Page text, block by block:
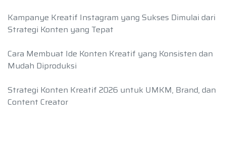
Kampanye Kreatif Instagram yang Sukses Dimulai dari
Strategi Konten yang Tepat
Cara Membuat Ide Konten Kreatif yang Konsisten dan
Mudah Diproduksi
Strategi Konten Kreatif 2026 untuk UMKM, Brand, dan
Content Creator